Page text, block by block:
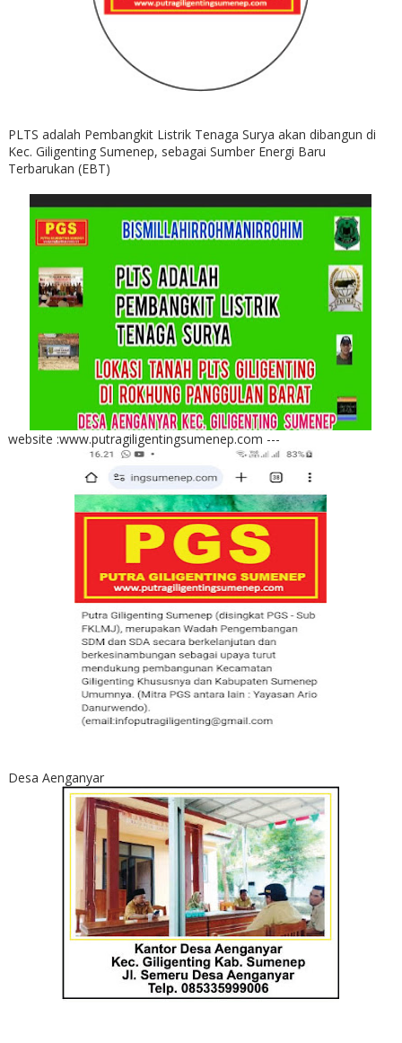
PLTS adalah Pembangkit Listrik Tenaga Surya akan dibangun di
Kec. Giligenting Sumenep, sebagai Sumber Energi Baru
Terbarukan (EBT)
website :www.putragiligentingsumenep.com ---
Desa Aenganyar